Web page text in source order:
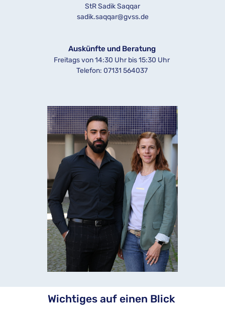
StR Sadik Saqqar
sadik.saqqar@gvss.de
Auskünfte und Beratung
Freitags von 14:30 Uhr bis 15:30 Uhr
Telefon: 07131 564037
Wichtiges auf einen Blick